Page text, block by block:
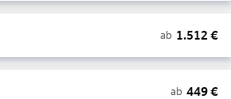
ab 1.512 €
ab 449€